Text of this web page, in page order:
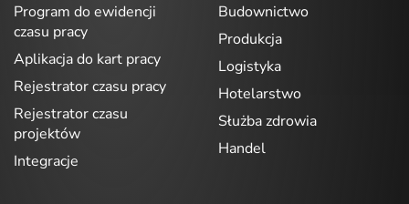
Program do ewidencji
czasu pracy
Aplikacja do kart pracy
Rejestrator czasu pracy
Rejestrator czasu
projektów
Integracje
Budownictwo
Produkcja
Logistyka
Hotelarstwo
Służba zdrowia
Handel